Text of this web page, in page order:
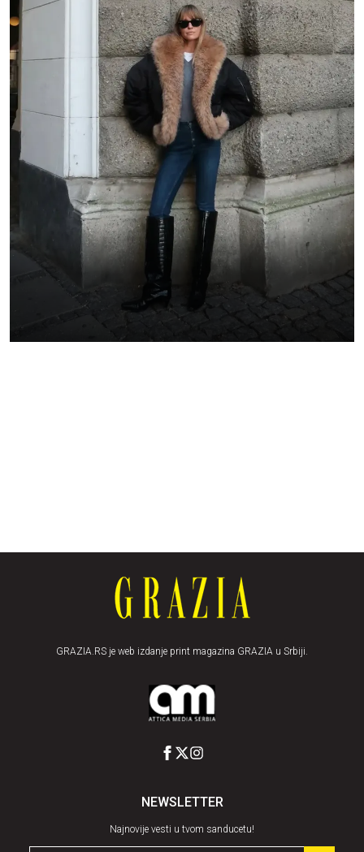
GRAZIA.RS je web izdanje print magazina GRAZIA u Srbiji.
NEWSLETTER
Najnovije vesti u tvom sanducetu!